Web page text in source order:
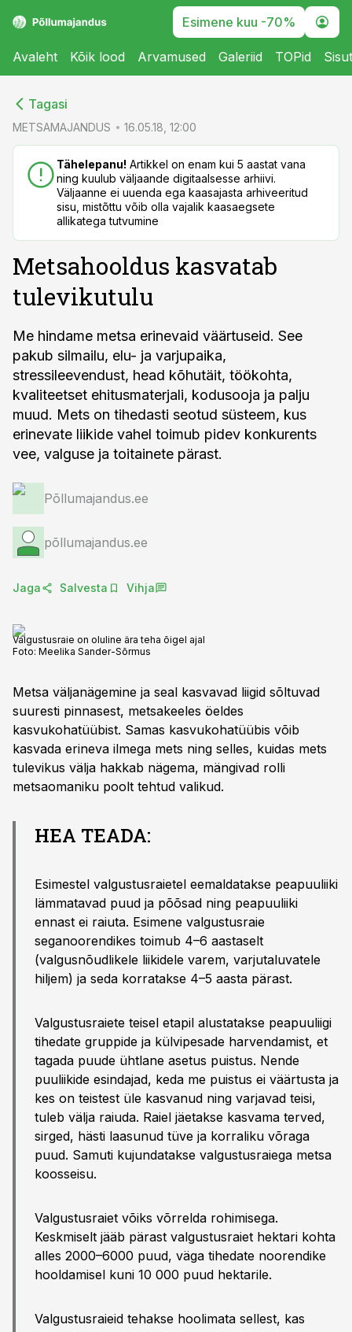
Esimene kuu -70%
Avaleht Kõik lood Arvamused Galeriid TOPid
Tagasi
METSAMAJANDUS 16.05.18, 12:00
Tähelepanu! Artikkel on enam kui 5 aastat vana
ning kuulub väljaande digitaalsesse arhiivi.
Väljaanne ei uuenda ega kaasajasta arhiveeritud
sisu, mistõttu võib olla vajalik kaasaegsete
allikatega tutvumine
Metsahooldus kasvatab
tulevikutulu
Me hindame metsa erinevaid väärtuseid. See
pakub silmailu, elu- ja varjupaika,
stressileevendust, head kõhutäit, töökohta,
kvaliteetset ehitusmaterjali, kodusooja ja palju
muud. Mets on tihedasti seotud süsteem, kus
erinevate liikide vahel toimub pidev konkurents
vee, valguse ja toitainete pärast.
Põllumajandus.ee
põllumajandus.ee
Jaga Salvesta Vihja
Valgustusraie on oluline ära teha õigel ajal
Foto: Meelika Sander-Sõrmus
Metsa väljanägemine ja seal kasvavad liigid sõltuvad
suuresti pinnasest, metsakeeles öeldes
kasvukohatüübist. Samas kasvukohatüübis võib
kasvada erineva ilmega mets ning selles, kuidas mets
tulevikus välja hakkab nägema, mängivad rolli
metsaomaniku poolt tehtud valikud.
HEA TEADA:
Esimestel valgustusraietel eemaldatakse peapuuliiki
lämmatavad puud ja põõsad ning peapuuliiki
ennast ei raiuta. Esimene valgustusraie
seganoorendikes toimub 4–6 aastaselt
(valgusnõudlikele liikidele varem, varjutaluvatele
hiljem) ja seda korratakse 4–5 aasta pärast.
Valgustusraiete teisel etapil alustatakse peapuuliigi
tihedate gruppide ja külvipesade harvendamist, et
tagada puude ühtlane asetus puistus. Nende
puuliikide esindajad, keda me puistus ei väärtusta ja
kes on teistest üle kasvanud ning varjavad teisi,
tuleb välja raiuda. Raiel jäetakse kasvama terved,
sirged, hästi laasunud tüve ja korraliku võraga
puud. Samuti kujundatakse valgustusraiega metsa
koosseisu.
Valgustusraiet võiks võrrelda rohimisega.
Keskmiselt jääb pärast valgustusraiet hektari kohta
alles 2000–6000 puud, väga tihedate noorendike
hooldamisel kuni 10 000 puud hektarile.
Valgustusraieid tehakse hoolimata sellest, kas